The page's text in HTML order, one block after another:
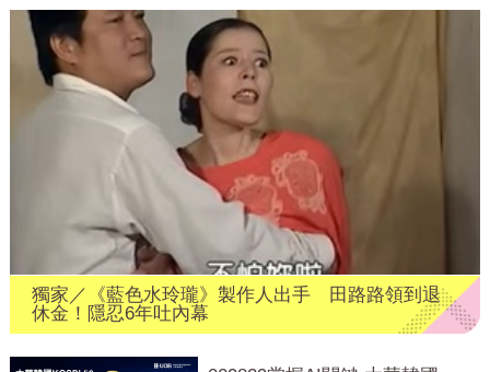
獨家／《藍色水玲瓏》製作人出手 田路路領到退
休金！隱忍6年吐內幕